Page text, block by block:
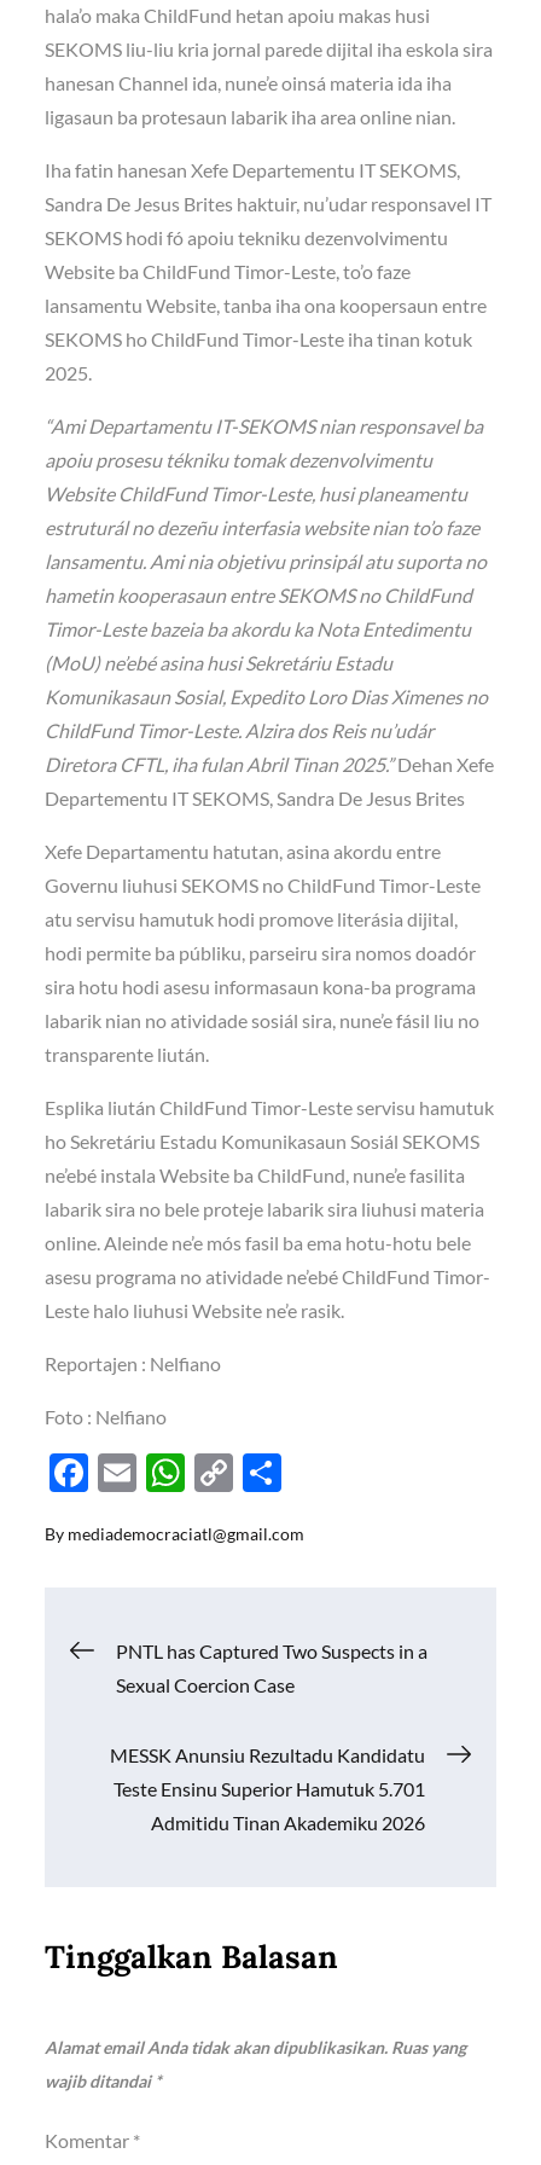
hala’o maka ChildFund hetan apoiu makas husi
SEKOMS liu-liu kria jornal parede dijital iha eskola sira
hanesan Channel ida, nune’e oinsá materia ida iha
ligasaun ba protesaun labarik iha area online nian.
Iha fatin hanesan Xefe Departementu IT SEKOMS,
Sandra De Jesus Brites haktuir, nu’udar responsavel IT
SEKOMS hodi fó apoiu tekniku dezenvolvimentu
Website ba ChildFund Timor-Leste, to’o faze
lansamentu Website, tanba iha ona koopersaun entre
SEKOMS ho ChildFund Timor-Leste iha tinan kotuk
2025.
“Ami Departamentu IT-SEKOMS nian responsavel ba
apoiu prosesu tékniku tomak dezenvolvimentu
Website ChildFund Timor-Leste, husi planeamentu
estruturál no dezeñu interfasia website nian to’o faze
lansamentu. Ami nia objetivu prinsipál atu suporta no
hametin kooperasaun entre SEKOMS no ChildFund
Timor-Leste bazeia ba akordu ka Nota Entedimentu
(MoU) ne’ebé asina husi Sekretáriu Estadu
Komunikasaun Sosial, Expedito Loro Dias Ximenes no
ChildFund Timor-Leste. Alzira dos Reis nu’udár
Diretora CFTL, iha fulan Abril Tinan 2025.”Dehan Xefe
Departementu IT SEKOMS, Sandra De Jesus Brites
Xefe Departamentu hatutan, asina akordu entre
Governu liuhusi SEKOMS no ChildFund Timor-Leste
atu servisu hamutuk hodi promove literásia dijital,
hodi permite ba públiku, parseiru sira nomos doadór
sira hotu hodi asesu informasaun kona-ba programa
labarik nian no atividade sosiál sira, nune’e fásil liu no
transparente liután.
Esplika liután ChildFund Timor-Leste servisu hamutuk
ho Sekretáriu Estadu Komunikasaun Sosiál SEKOMS
ne’ebé instala Website ba ChildFund, nune’e fasilita
labarik sira no bele proteje labarik sira liuhusi materia
online. Aleinde ne’e mós fasil ba ema hotu-hotu bele
asesu programa no atividade ne’ebé ChildFund Timor-
Leste halo liuhusi Website ne’e rasik.
Reportajen : Nelfiano
Foto : Nelfiano
F
e
o
E
ail
W
at
p
p
C
p
n
k
ar
By mediademocraciatl@gmail.com
Navigasi
PNTL has Captured Two Suspects in a
Sexual Coercion Case
MESSK Anunsiu Rezultadu Kandidatu
Teste Ensinu Superior Hamutuk 5.701
Admitidu Tinan Akademiku 2026
Tinggalkan Balasan
Alamat email Anda tidak akan dipublikasikan. Ruas yang
wajib ditandai*
Komentar *